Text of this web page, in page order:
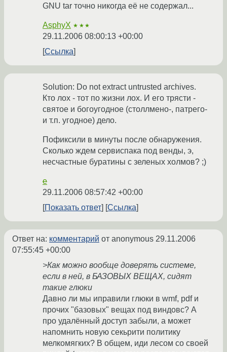
GNU tar точно никогда её не содержал...
AsphyX ★★★
29.11.2006 08:00:13 +00:00
Ссылка
Solution: Do not extract untrusted archives.
Кто лох - тот по жизни лох. И его трясти -
святое и богоугодное (столлмено-, патрего-
и т.п. угодное) дело.
Пофиксили в минуты после обнаружения.
Сколько ждем сервиспака под венды, э,
несчастные буратины с зеленых холмов? ;)
e
29.11.2006 08:57:42 +00:00
Показать ответ
Ссылка
Ответ на: комментарий от anonymous 29.11.2006
07:55:45 +00:00
>Как можно вообще доверять системе,
если в ней, в БАЗОВЫХ ВЕЩАХ, сидят
такие глюки
Давно ли мы иправили глюки в wmf, pdf и
прочих "базовых" вещах под виндовс? А
про удалённый доступ забыли, а может
напомнить новую секьрити политику
мелкомягких? В общем, иди лесом со своей